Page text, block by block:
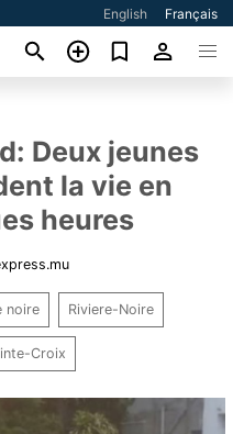
English Français
Deux jeunes
la vie en
heures
noire Riviere-Noire
Croix